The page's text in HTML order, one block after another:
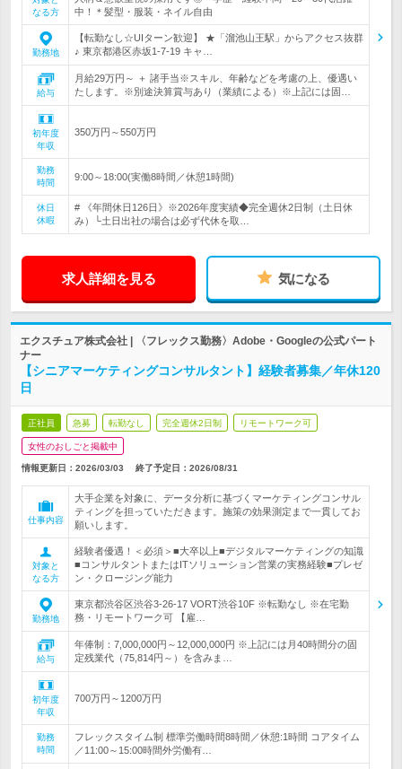
なる方
中！＊髪型・服装・ネイル自由
勤務地
【転勤なし☆UIターン歓迎】 ★「溜池山王駅」からアクセス抜群
♪ 東京都港区赤坂1-7-19 キャ…
給与
月給29万円～ ＋ 諸手当※スキル、年齢などを考慮の上、優遇い
たします。※別途決算賞与あり（業績による）※上記には固…
初年度
年収
350万円～550万円
勤務
時間
9:00～18:00(実働8時間／休憩1時間)
休日
休暇
# 《年間休日126日》※2026年度実績◆完全週休2日制（土日休
み）└土日出社の場合は必ず代休を取…
求人詳細を見る 気になる
エクスチュア株式会社 | 〈フレックス勤務〉Adobe・Googleの公式パート
ナー
【シニアマーケティングコンサルタント】経験者募集／年休120
日
正社員 急募 転勤なし 完全週休2日制 リモートワーク可
女性のおしごと掲載中
情報更新日：2026/03/03 終了予定日： 2026/08/31
仕事内容
大手企業を対象に、データ分析に基づくマーケティングコンサル
ティングを担っていただきます。施策の効果測定まで一貫してお
願いします。
対象と
なる方
経験者優遇！＜必須＞■大卒以上■デジタルマーケティングの知識
■コンサルタントまたはITソリューション営業の実務経験■プレゼ
ン・クロージング能力
勤務地
東京都渋谷区渋谷3-26-17 VORT渋谷10F ※転勤なし ※在宅勤
務・リモートワーク可 【雇…
給与
年俸制：7,000,000円～12,000,000円 ※上記には月40時間分の固
定残業代（75,814円～）を含みま…
初年度
年収
700万円～1200万円
勤務
時間
フレックスタイム制 標準労働時間8時間／休憩:1時間 コアタイム
／11:00～15:00時間外労働有…